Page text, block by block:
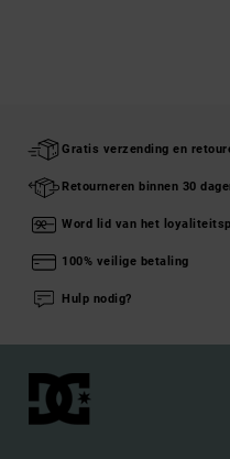
Gratis verzending en
Retourneren binnen 30
Word lid van het
100% veilige betaling
Hulp nodig?